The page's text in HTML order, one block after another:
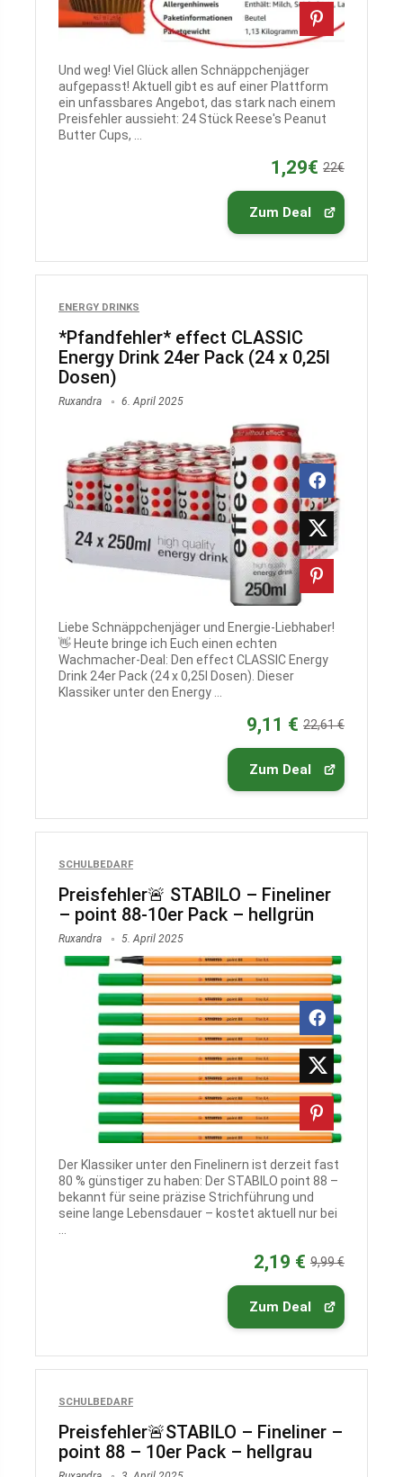
Und weg! Viel Glück allen Schnäppchenjäger
aufgepasst! Aktuell gibt es auf einer Plattform
ein unfassbares Angebot, das stark nach einem
Preisfehler aussieht: 24 Stück Reese's Peanut
Butter Cups, ...
1,29€ 22€
Zum Deal
ENERGY DRINKS
*Pfandfehler* effect CLASSIC
Energy Drink 24er Pack (24 x 0,25l
Dosen)
Ruxandra 6. April 2025
Liebe Schnäppchenjäger und Energie-Liebhaber!
👋 Heute bringe ich Euch einen echten
Wachmacher-Deal: Den effect CLASSIC Energy
Drink 24er Pack (24 x 0,25l Dosen). Dieser
Klassiker unter den Energy ...
9,11 € 22,61 €
Zum Deal
SCHULBEDARF
Preisfehler🚨 STABILO – Fineliner
– point 88-10er Pack – hellgrün
Ruxandra 5. April 2025
Der Klassiker unter den Finelinern ist derzeit fast
80 % günstiger zu haben: Der STABILO point 88 –
bekannt für seine präzise Strichführung und
seine lange Lebensdauer – kostet aktuell nur bei
2,19 € 9,99 €
Zum Deal
SCHULBEDARF
Preisfehler🚨STABILO – Fineliner –
point 88 – 10er Pack – hellgrau